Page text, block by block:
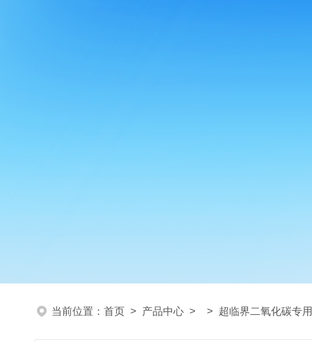
当前位置： 首页 > 产品中心 > > 超临界二氧化碳专